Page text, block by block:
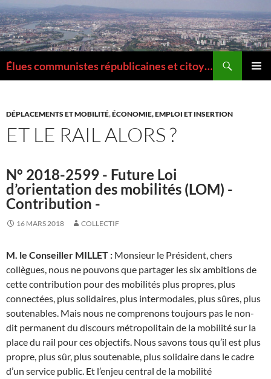
Aller
au
contenu
Élues communistes républicaines et citoyennes de la Métropole de Lyon
DÉPLACEMENTS ET MOBILITÉ,ÉCONOMIE, EMPLOI ET INSERTION
ET LE RAIL ALORS ?
N° 2018-2599 - Future Loi
d’orientation des mobilités (LOM) -
Contribution -
16 MARS 2018 COLLECTIF
M. le Conseiller MILLET : Monsieur le Président, chers
collègues, nous ne pouvons que partager les six ambitions de
cette contribution pour des mobilités plus propres, plus
connectées, plus solidaires, plus intermodales, plus sûres, plus
soutenables. Mais nous ne comprenons toujours pas le non-
dit permanent du discours métropolitain de la mobilité sur la
place du rail pour ces objectifs. Nous savons tous qu’il est plus
propre, plus sûr, plus soutenable, plus solidaire dans le cadre
d’un service public. Et l’enjeu central de la mobilité